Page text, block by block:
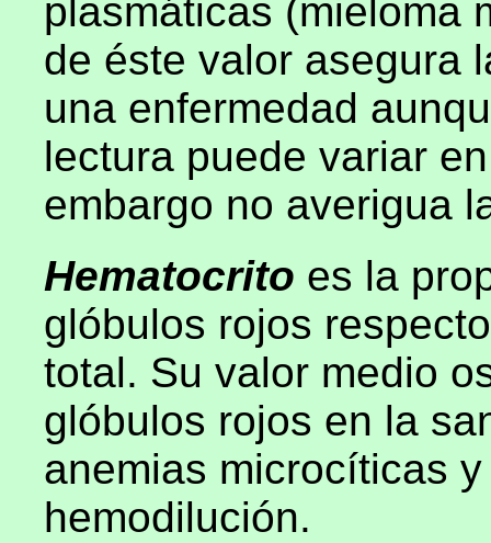
plasmáticas (mieloma
de éste valor asegura
una enfermedad
lectura puede variar
embargo no averigua
Hematocrito es la
glóbulos rojos
total. Su valor medio
glóbulos rojos en la
anemias microcíticas
hemodilución.